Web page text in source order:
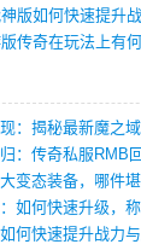
快速提升战力？新手攻略全解
传奇在玩法上有何不